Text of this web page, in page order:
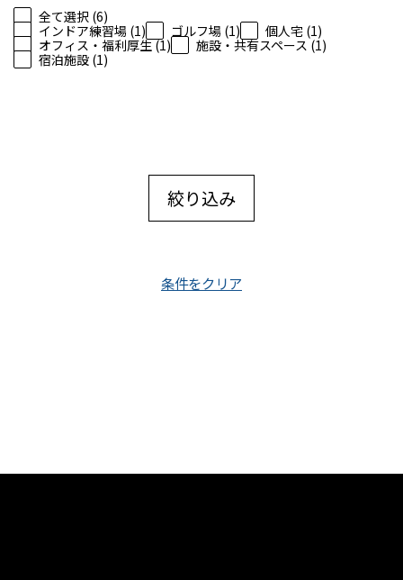
全て選択 (6)
インドア練習場 (1)
ゴルフ場 (1)
個人宅 (1)
オフィス・福利厚生 (1)
施設・共有スペース (1)
宿泊施設 (1)
絞り込み
条件をクリア